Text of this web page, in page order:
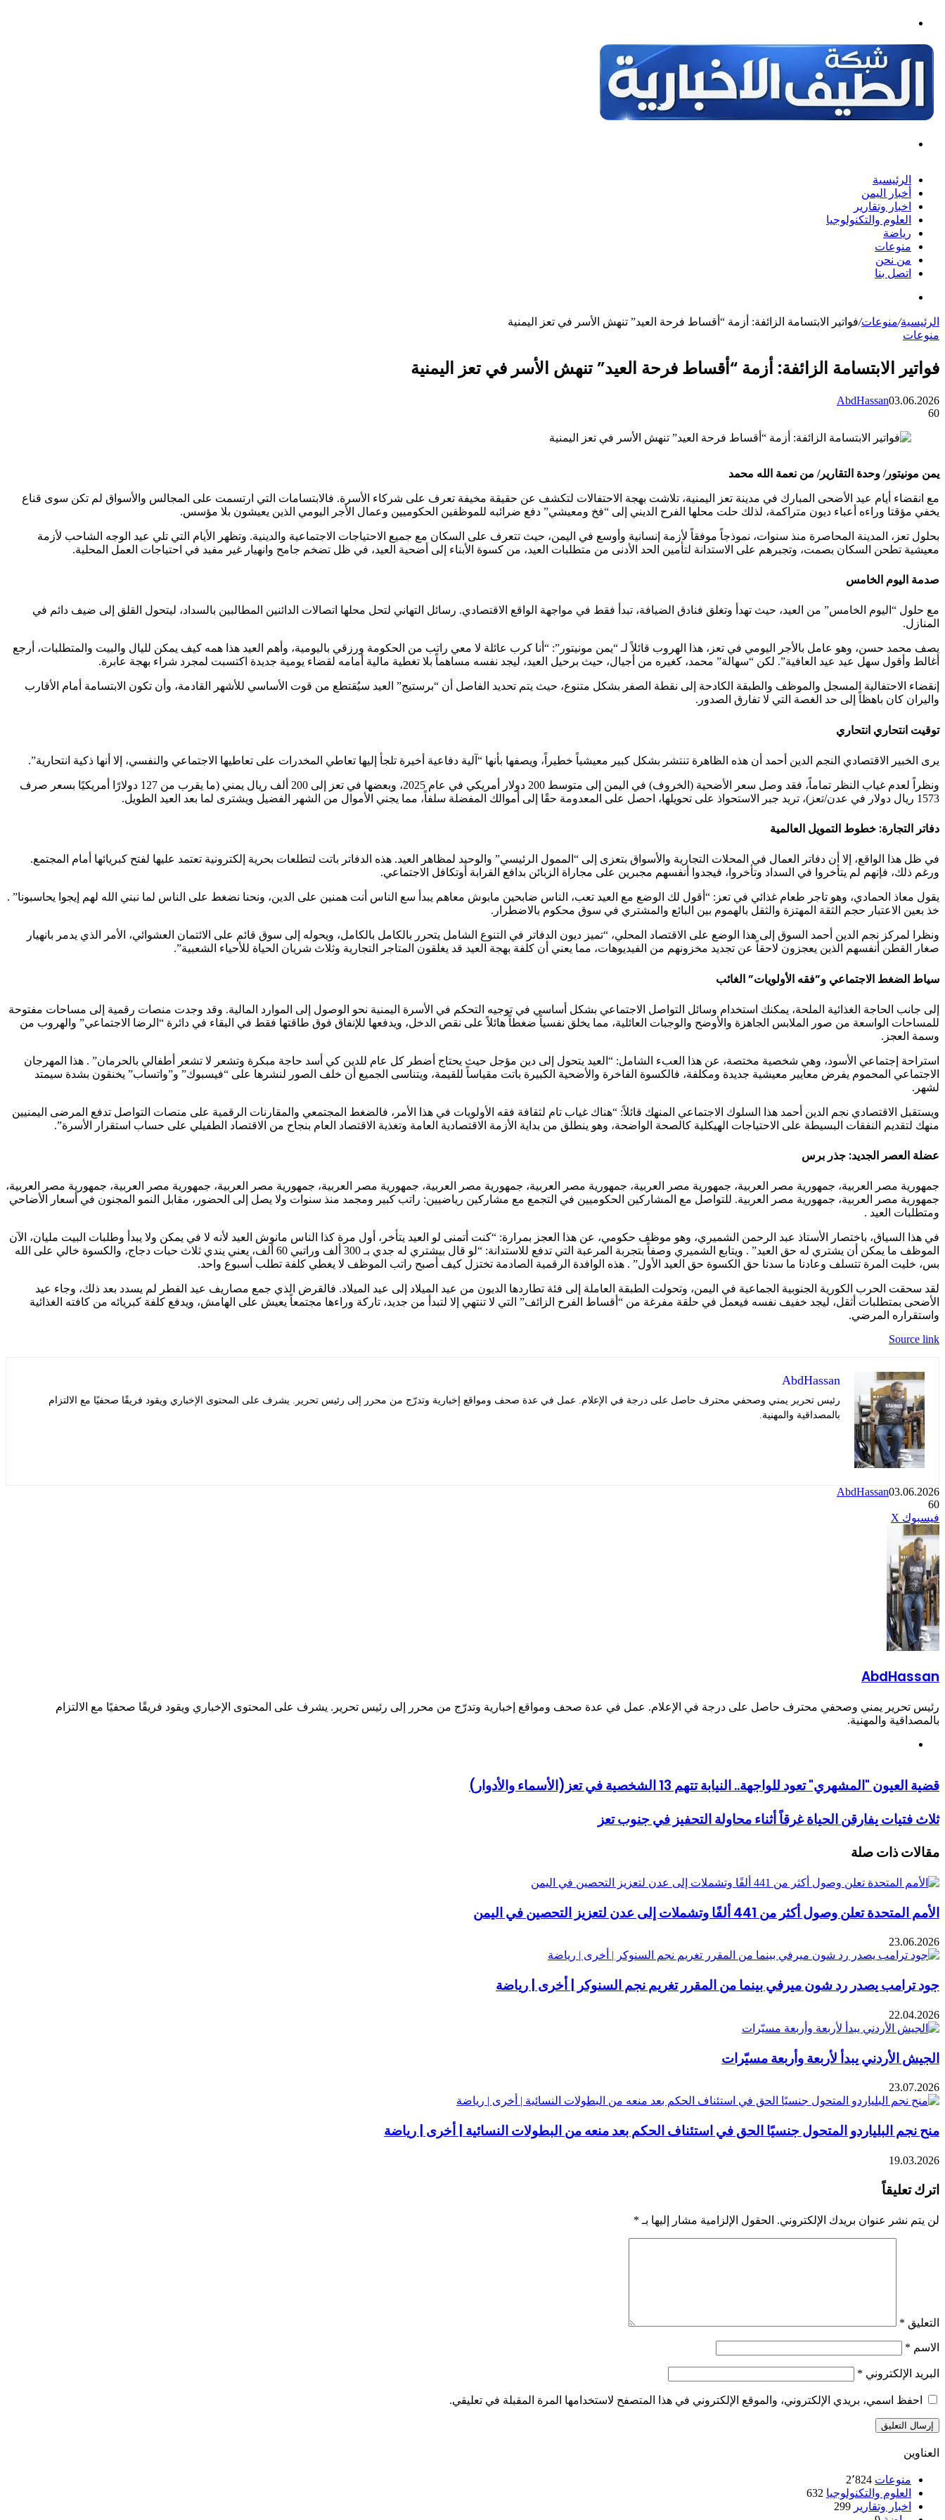
الرئيسية
أخبار اليمن
اخبار وتقارير
العلوم والتكنولوجيا
رياضة
منوعات
من نحن
اتصل بنا
الرئيسية/منوعات/فواتير الابتسامة الزائفة: أزمة “أقساط فرحة العيد” تنهش الأسر في تعز اليمنية
منوعات
فواتير الابتسامة الزائفة: أزمة “أقساط فرحة العيد” تنهش الأسر في تعز اليمنية
AbdHassan03.06.2026
60
يمن مونيتور/ وحدة التقارير/ من نعمة الله محمد
مع انقضاء أيام عيد الأضحى المبارك في مدينة تعز اليمنية، تلاشت بهجة الاحتفالات لتكشف عن حقيقة مخيفة تعرف على شركاء الأسرة. فالابتسامات التي ارتسمت على المجالس والأسواق لم تكن سوى قناع
يخفي مؤقتا وراءه أعباء ديون متراكمة، لذلك حلت محلها الفرح الديني إلى “فخ ومعيشي” دفع ضرائبه للموظفين الحكوميين وعمال الأجر اليومي الذين يعيشون بلا مؤسس.
بحلول تعز، المدينة المحاصرة منذ سنوات، نموذجاً موفقاً لأزمة إنسانية وأوسع في اليمن، حيث تتعرف على السكان مع جميع الاحتياجات الاجتماعية والدينية. وتظهر الأيام التي تلي عيد الوجه الشاحب لأزمة
معيشية تطحن السكان بصمت، وتجبرهم على الاستدانة لتأمين الحد الأدنى من متطلبات العيد، من كسوة الأبناء إلى أضحية العيد، في ظل تضخم جامح وانهيار غير مفيد في احتياجات العمل المحلية.
صدمة اليوم الخامس
مع حلول “اليوم الخامس” من العيد، حيث تهدأ وتغلق فنادق الضيافة، تبدأ فقط في مواجهة الواقع الاقتصادي. رسائل التهاني لتحل محلها اتصالات الدائنين المطالبين بالسداد، ليتحول القلق إلى ضيف دائم في
المنازل.
يصف محمد حسن، وهو عامل بالأجر اليومي في تعز، هذا الهروب قائلاً لـ “يمن مونيتور”: “أنا كرب عائلة لا معي راتب من الحكومة ورزقي باليومية، وأهم العيد هذا همه كيف يمكن لليال والبيت والمتطلبات، أرجع
أغالط وأقول سهل عيد عيد العافية”. لكن “سهالة” محمد، كغيره من أجيال، حيث برحيل العيد، ليجد نفسه مساهماً بلا تغطية مالية أمامه لقضاء يومية جديدة اكتسبت لمجرد شراء بهجة عابرة.
إنقضاء الاحتفالية المسجل والموظف والطبقة الكادحة إلى نقطة الصفر بشكل متنوع، حيث يتم تحديد الفاصل أن “برستيج” العيد سيُقتطع من قوت الأساسي للأشهر القادمة، وأن تكون الابتسامة أمام الأقارب
واليران كان باهظاً إلى حد الغصة التي لا تفارق الصدور.
توقيت انتحاري انتحاري
يرى الخبير الاقتصادي النجم الدين أحمد أن هذه الظاهرة تنتشر بشكل كبير معيشياً خطيراً، ويصفها بأنها “آلية دفاعية أخيرة تلجأ إليها تعاطي المخدرات على تعاطيها الاجتماعي والنفسي، إلا أنها ذكية انتحارية”.
ونظراً لعدم غياب النظر تماماً، فقد وصل سعر الأضحية (الخروف) في اليمن إلى متوسط ​​200 دولار أمريكي في عام 2025، وبعضها في تعز إلى 200 ألف ريال يمني (ما يقرب من 127 دولارًا أمريكيًا بسعر صرف
1573 ريال دولار في عدن/تعز)، تريد جبر الاستحواذ على تحويلها، احصل على المعدومة حقًا إلى أموالك المفضلة سلفاً، مما يجني الأموال من الشهر الفضيل ويشترى لما بعد العيد الطويل.
دفاتر التجارة: خطوط التمويل العالمية
في ظل هذا الواقع، إلا أن دفاتر العمال في المحلات التجارية والأسواق بتعزى إلى “الممول الرئيسي” والوحيد لمظاهر العيد. هذه الدفاتر باتت لتطلعات بحرية إلكترونية تعتمد عليها لفتح كبريائها أمام المجتمع.
ورغم ذلك، فإنهم لم يتأخروا في السداد وتأخروا، فيجدوا أنفسهم مجبرين على مجاراة الزبائن بدافع القرابة أوتكافل الاجتماعي.
يقول معاذ الحمادي، وهو تاجر طعام غذائي في تعز: “أقول لك الوضع مع العيد تعب، الناس ضابحين مابوش معاهم يبدأ سع الناس أنت همنين على الدين، ونحنا نضغط على الناس لما نبني الله لهم إيجوا يحاسبونا” .
خذ بعين الاعتبار حجم الثقة المهتزة والثقل بالهموم بين البائع والمشتري في سوق محكوم بالاضطرار.
ونظرا لمركز نجم الدين أحمد السوق إلى هذا الوضع على الاقتصاد المحلي، “تميز ديون الدفاتر في التنوع الشامل يتحرر بالكامل بالكامل، ويحوله إلى سوق قائم على الائتمان العشوائي، الأمر الذي يدمر بانهيار
صغار القطن أنفسهم الذين يعجزون لاحقاً عن تجديد مخزونهم من الفيديوهات، مما يعني أن كلفة بهجة العيد قد يغلقون المتاجر التجارية وثلاث شريان الحياة للأحياء الشعبية”.
سياط الضغط الاجتماعي و”فقه الأولويات” الغائب
إلى جانب الحاجة الغذائية الملحة، يمكنك استخدام وسائل التواصل الاجتماعي بشكل أساسي في توجيه التحكم في الأسرة اليمنية نحو الوصول إلى الموارد المالية. وقد وجدت منصات رقمية إلى مساحات مفتوحة
للمساحات الواسعة من صور الملابس الجاهزة والأوضح والوجبات العائلية، مما يخلق نفسياً ضغطاً هائلاً على نقص الدخل، ويدفعها للإنفاق فوق طاقتها فقط في البقاء في دائرة “الرضا الاجتماعي” والهروب من
وسمة العجز.
استراحة إجتماعي الأسود، وهي شخصية مختصة، عن هذا العبء الشامل: “العيد يتحول إلى دين مؤجل حيث يحتاج أضطر كل عام للدين كي أسد حاجة مبكرة وتشعر لا تشعر أطفالي بالحرمان” . هذا المهرجان
الاجتماعي المحموم يفرض معايير معيشية جديدة ومكلفة، فالكسوة الفاخرة والأضحية الكبيرة باتت مقياساً للقيمة، ويتناسى الجميع أن خلف الصور لنشرها على “فيسبوك” و”واتساب” يخنقون بشدة سيمتد
لشهر.
ويستقبل الاقتصادي نجم الدين أحمد هذا السلوك الاجتماعي المنهك قائلاً: “هناك غياب تام لثقافة فقه الأولويات في هذا الأمر، فالضغط المجتمعي والمقارنات الرقمية على منصات التواصل تدفع المرضى اليمنيين
منهك لتقديم النفقات البسيطة على الاحتياجات الهيكلية كالصحة الواضحة، وهو ينطلق من بداية الأزمة الاقتصادية العامة وتغذية الاقتصاد العام بنجاح من الاقتصاد الطفيلي على حساب استقرار الأسرة”.
عضلة العصر الجديد: جذر برس
جمهورية مصر العربية، جمهورية مصر العربية، جمهورية مصر العربية، جمهورية مصر العربية، جمهورية مصر العربية، جمهورية مصر العربية، جمهورية مصر العربية، جمهورية مصر العربية، جمهورية مصر العربية،
جمهورية مصر العربية، جمهورية مصر العربية. للتواصل مع المشاركين الحكوميين في التجمع مع مشاركين رياضيين: راتب كبير ومجمد منذ سنوات ولا يصل إلى الحضور، مقابل النمو المجنون في أسعار الأضاحي
ومتطلبات العيد .
في هذا السياق، باختصار الأستاذ عبد الرحمن الشميري، وهو موظف حكومي، عن هذا العجز بمرارة: “كنت أتمنى لو العيد يتأخر، أول مرة كذا الناس مانوش العيد لأنه لا في يمكن ولا يبدأ وطلبات البيت مليان، الآن
الموظف ما يمكن أن يشتري له حق العيد” . ويتابع الشميري وصفاً بتجربة المرعبة التي تدفع للاستدانة: “لو قال بيشتري له جدي بـ 300 ألف وراتبي 60 ألف، يعني يندي ثلاث حبات دجاج، والكسوة خالي على الله
بس، خليت المرة تتسلف وعادنا ما سدنا حق الكسوة حق العيد الأول” . هذه الوافدة الرقمية الصادمة تختزل كيف أصبح راتب الموظف لا يغطي كلفة تطلب أسبوع واحد.
لقد سحقت الحرب الكورية الجنوبية الجماعية في اليمن، وتحولت الطبقة العاملة إلى فئة تطاردها الديون من عيد الميلاد إلى عيد الميلاد. فالقرض الذي جمع مصاريف عيد الفطر لم يسدد بعد ذلك، وجاء عيد
الأضحى بمتطلبات أثقل، ليجد خفيف نفسه فيعمل في حلقة مفرغة من “أقساط الفرح الزائف” التي لا تنتهي إلا لتبدأ من جديد، تاركة وراءها مجتمعاً يعيش على الهامش، ويدفع كلفة كبريائه من كافته الغذائية
واستقراره المرضي.
Source link
AbdHassan
رئيس تحرير يمني وصحفي محترف حاصل على درجة في الإعلام. عمل في عدة صحف ومواقع إخبارية وتدرّج من محرر إلى رئيس تحرير. يشرف على المحتوى الإخباري ويقود فريقًا صحفيًا مع الالتزام
بالمصداقية والمهنية.
AbdHassan03.06.2026
60
فيسبوك X
AbdHassan
رئيس تحرير يمني وصحفي محترف حاصل على درجة في الإعلام. عمل في عدة صحف ومواقع إخبارية وتدرّج من محرر إلى رئيس تحرير. يشرف على المحتوى الإخباري ويقود فريقًا صحفيًا مع الالتزام
بالمصداقية والمهنية.
قضية العيون "المشهري" تعود للواجهة.. النيابة تتهم 13 الشخصية في تعز(الأسماء والأدوار)
ثلاث فتيات يفارقن الحياة غرقاً أثناء محاولة التحفيز في جنوب تعز
مقالات ذات صلة
الأمم المتحدة تعلن وصول أكثر من 441 ألفًا وتشملات إلى عدن لتعزيز التحصين في اليمن
23.06.2026
جود ترامب يصدر رد شون ميرفي بينما من المقرر تغريم نجم السنوكر | أخرى | رياضة
22.04.2026
الجيش الأردني يبدأ لأربعة وأربعة مسيّرات
23.07.2026
منح نجم البلياردو المتحول جنسيًا الحق في استئناف الحكم بعد منعه من البطولات النسائية | أخرى | رياضة
19.03.2026
اترك تعليقاً
لن يتم نشر عنوان بريدك الإلكتروني. الحقول الإلزامية مشار إليها بـ *
التعليق *
الاسم *
البريد الإلكتروني *
احفظ اسمي، بريدي الإلكتروني، والموقع الإلكتروني في هذا المتصفح لاستخدامها المرة المقبلة في تعليقي.
العناوين
منوعات 2٬824
العلوم والتكنولوجيا 632
اخبار وتقارير 299